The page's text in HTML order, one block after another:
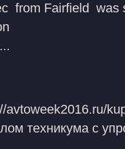
from Fairfield was
avtoweek2016.ru/
техникума с